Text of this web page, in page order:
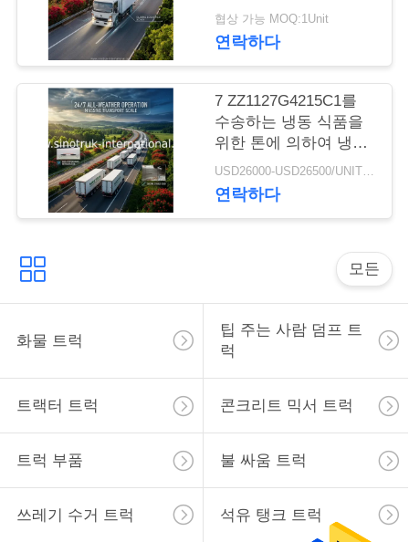
요
시
오
사
트
맵
개
협상 가능 MOQ:1Unit
연락하다
7 ZZ1127G4215C1를
수송하는 냉동 식품을
위한 톤에 의하여 냉장
되는 트럭
USD26000-USD26500/UNIT)negotiation MOQ:1 단위
연락하다
모든
화물 트럭
팁 주는 사람 덤프 트
럭
트랙터 트럭 콘크리트 믹서 트럭
트럭 부품 불 싸움 트럭
쓰레기 수거 트럭 석유 탱크 트럭